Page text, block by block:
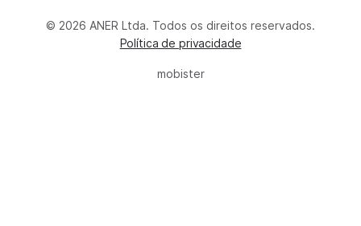
© 2026 ANER Ltda. Todos os direitos reservados.
Política de privacidade
mobister